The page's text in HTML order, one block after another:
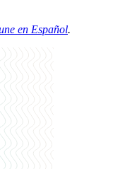
en Español.